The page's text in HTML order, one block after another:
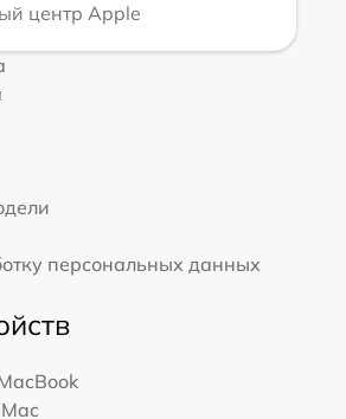
центр Apple
персональных данных